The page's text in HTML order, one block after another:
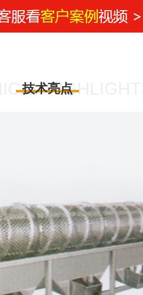
技术亮点
HIGHLIGHTS